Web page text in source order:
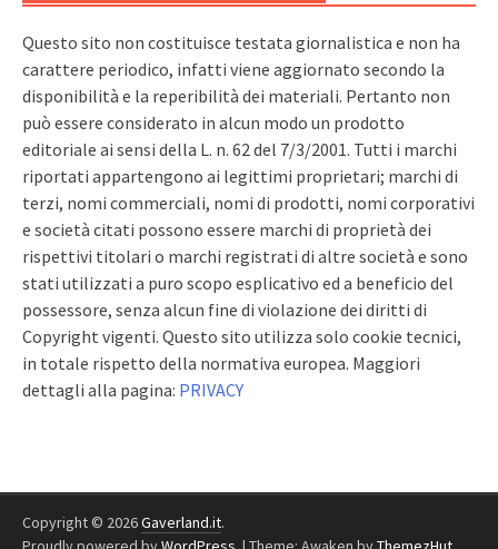
Questo sito non costituisce testata giornalistica e non ha
carattere periodico, infatti viene aggiornato secondo la
disponibilità e la reperibilità dei materiali. Pertanto non
può essere considerato in alcun modo un prodotto
editoriale ai sensi della L. n. 62 del 7/3/2001. Tutti i marchi
riportati appartengono ai legittimi proprietari; marchi di
terzi, nomi commerciali, nomi di prodotti, nomi corporativi
e società citati possono essere marchi di proprietà dei
rispettivi titolari o marchi registrati di altre società e sono
stati utilizzati a puro scopo esplicativo ed a beneficio del
possessore, senza alcun fine di violazione dei diritti di
Copyright vigenti. Questo sito utilizza solo cookie tecnici,
in totale rispetto della normativa europea. Maggiori
dettagli alla pagina: PRIVACY
Copyright © 2026Gaverland.it.